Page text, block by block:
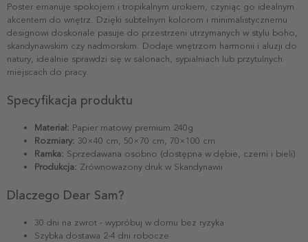
Poster emanuje spokojem i tropikalnym urokiem, czyniąc go idealnym
akcentem do wnętrz. Dzięki subtelnym kolorom i minimalistycznemu
designowi doskonale pasuje do przestrzeni utrzymanych w stylu boho,
skandynawskim czy nadmorskim. Dodaje wnętrzom harmonii i aluzji do
natury, idealnie sprawdzi się w salonach, sypialniach lub przytulnych
miejscach do pracy.
Specyfikacja produktu
Materiał: Papier matowy premium 240g
Rozmiary: 30×40 cm, 50×70 cm, 70×100 cm
Ramka: Sprzedawana osobno (dostępna w dębie, czerni i bieli)
Produkcja: Zrównoważony druk w Skandynawii
Dlaczego Dear Sam?
30 dni na zwrot - wypróbuj w domu bez ryzyka
Szybka dostawa 2-4 dni robocze